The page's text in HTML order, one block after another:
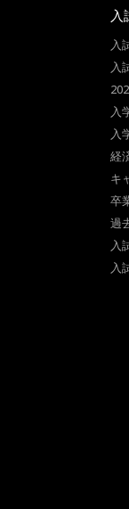
入
入
入
入
入
経
キ
卒
過
入
入